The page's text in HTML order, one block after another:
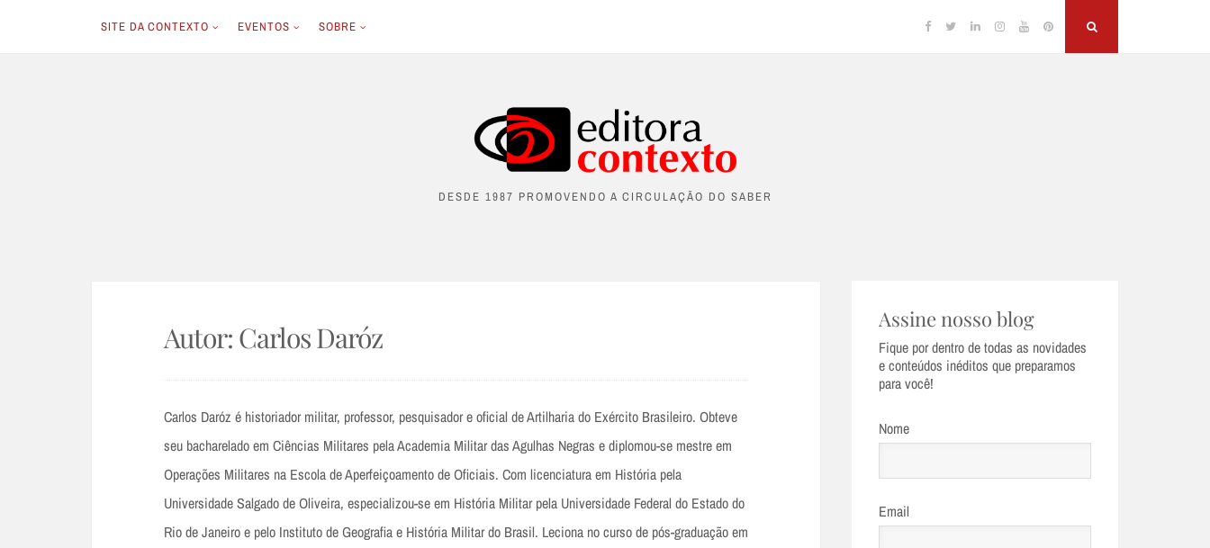
SITE DA CONTEXTO EVENTOS SOBRE Facebook
TwitterLinkedinInstagram
YouTubePinterest
DESDE 1987 PROMOVENDO A CIRCULAÇÃO DO SABER
Autor: Carlos Daróz
Carlos Daróz é historiador militar, professor, pesquisador e oficial de Artilharia do Exército Brasileiro. Obteve
seu bacharelado em Ciências Militares pela Academia Militar das Agulhas Negras e diplomou-se mestre em
Operações Militares na Escola de Aperfeiçoamento de Oficiais. Com licenciatura em História pela
Universidade Salgado de Oliveira, especializou-se em História Militar pela Universidade Federal do Estado do
Rio de Janeiro e pelo Instituto de Geografia e História Militar do Brasil. Leciona no curso de pós-graduação em
Assine nosso blog
Fique por dentro de todas as novidades
e conteúdos inéditos que preparamos
para você!
Nome
Email